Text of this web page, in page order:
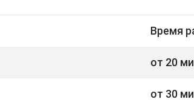
Время
от 20
от 30